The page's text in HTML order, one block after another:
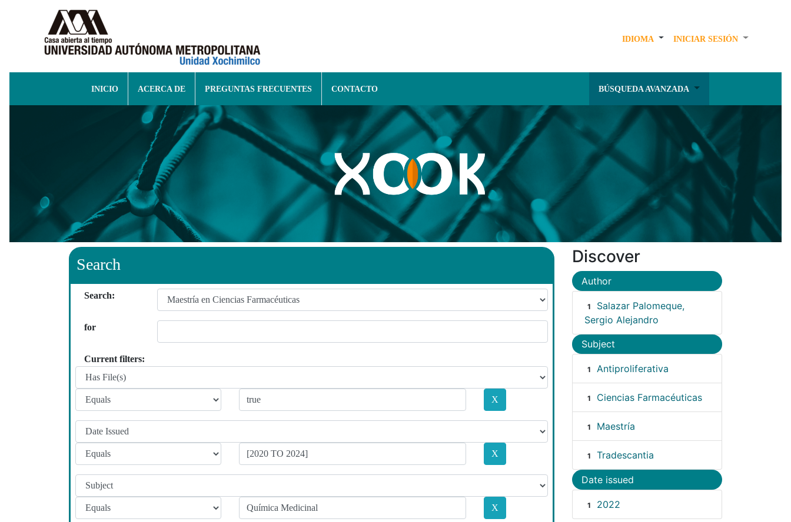
IDIOMA INICIAR SESIÓN
INICIO ACERCA DE PREGUNTAS FRECUENTES CONTACTO BÚSQUEDA AVANZADA
Search
Search:
for
Current filters:
Discover
Author
1
Salazar Palomeque,
Sergio Alejandro
Subject
1 Antiproliferativa
1 Ciencias Farmacéuticas
1 Maestría
1 Tradescantia
Date issued
1 2022